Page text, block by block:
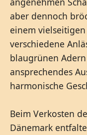
aber dennoch
einem
verschiedene
blaugrünen
ansprechendes
harmonische
Beim Verkosten
Dänemark